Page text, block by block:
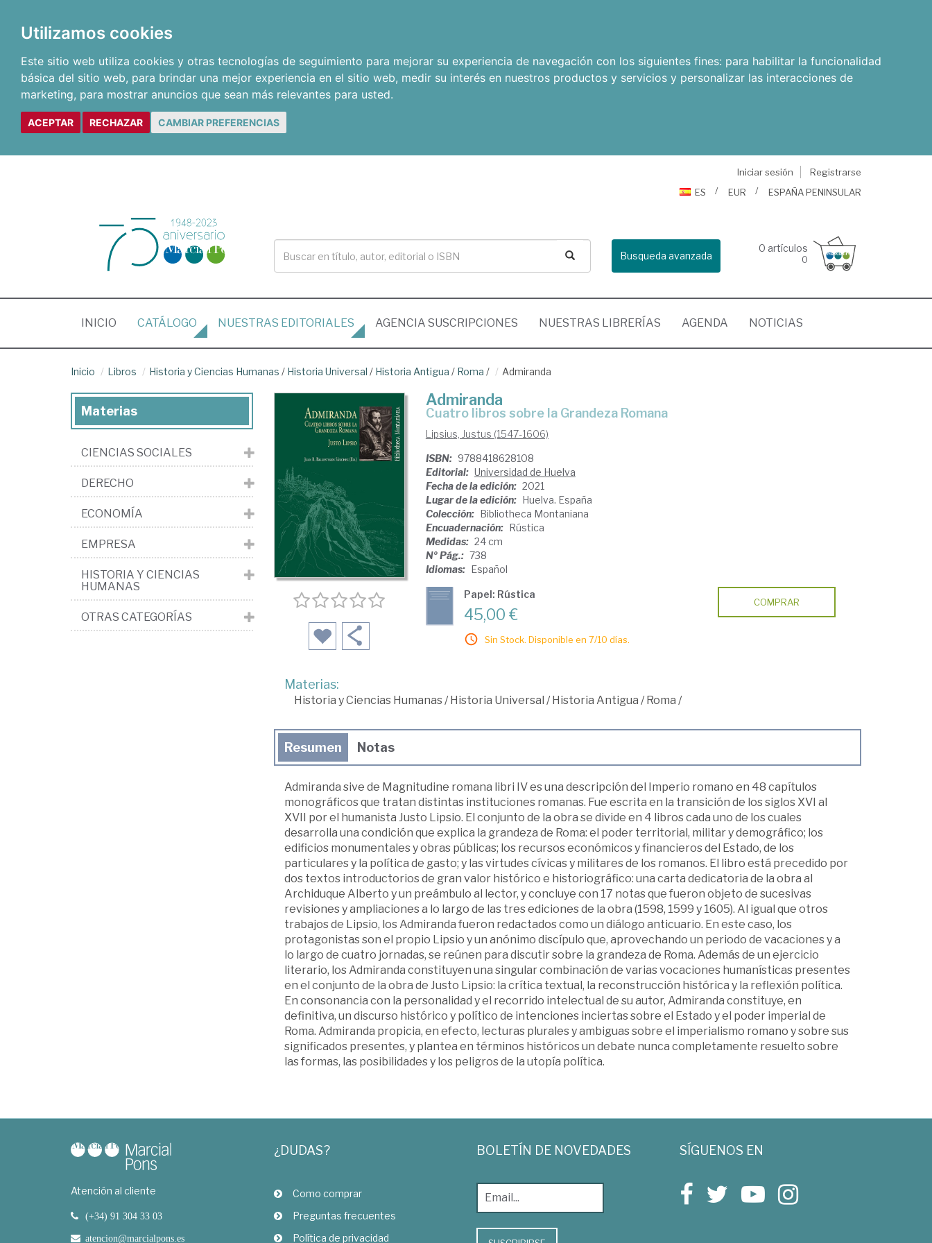
Utilizamos cookies
Este sitio web utiliza cookies y otras tecnologías de seguimiento para mejorar su experiencia de navegación con los siguientes fines: para habilitar la funcionalidad
básica del sitio web, para brindar una mejor experiencia en el sitio web, medir su interés en nuestros productos y servicios y personalizar las interacciones de
marketing, para mostrar anuncios que sean más relevantes para usted.
ACEPTAR RECHAZAR CAMBIAR PREFERENCIAS
Iniciar sesión
Registrarse
ES
EUR ESPAÑA PENINSULAR
Busqueda avanzada
0 artículos
0
INICIO (CURRENT)
CATÁLOGO NUESTRAS EDITORIALES AGENCIA SUSCRIPCIONES NUESTRAS LIBRERÍAS AGENDA NOTICIAS
Inicio Libros Historia y Ciencias Humanas / Historia Universal / Historia Antigua / Roma / Admiranda
Admiranda
cuatro libros sobre la Grandeza Romana
Lipsius, Justus (1547-1606)
ISBN: 9788418628108
Editorial: Universidad de Huelva
Fecha de la edición: 2021
Lugar de la edición: Huelva. España
Colección: Bibliotheca Montaniana
Encuadernación: Rústica
Medidas: 24 cm
Nº Pág.: 738
Idiomas: Español
Papel: Rústica
45,00 €
Sin Stock. Disponible en 7/10 días.
COMPRAR
Materias:
Historia y Ciencias Humanas/Historia Universal /Historia Antigua /Roma /
Resumen Notas
Admiranda sive de Magnitudine romana libri IV es una descripción del Imperio romano en 48 capítulos
monográficos que tratan distintas instituciones romanas. Fue escrita en la transición de los siglos XVI al
XVII por el humanista Justo Lipsio. El conjunto de la obra se divide en 4 libros cada uno de los cuales
desarrolla una condición que explica la grandeza de Roma: el poder territorial, militar y demográfico; los
edificios monumentales y obras públicas; los recursos económicos y financieros del Estado, de los
particulares y la política de gasto; y las virtudes cívicas y militares de los romanos. El libro está precedido por
dos textos introductorios de gran valor histórico e historiográfico: una carta dedicatoria de la obra al
Archiduque Alberto y un preámbulo al lector, y concluye con 17 notas que fueron objeto de sucesivas
revisiones y ampliaciones a lo largo de las tres ediciones de la obra (1598, 1599 y 1605). Al igual que otros
trabajos de Lipsio, los Admiranda fueron redactados como un diálogo anticuario. En este caso, los
protagonistas son el propio Lipsio y un anónimo discípulo que, aprovechando un periodo de vacaciones y a
lo largo de cuatro jornadas, se reúnen para discutir sobre la grandeza de Roma. Además de un ejercicio
literario, los Admiranda constituyen una singular combinación de varias vocaciones humanísticas presentes
en el conjunto de la obra de Justo Lipsio: la crítica textual, la reconstrucción histórica y la reflexión política.
En consonancia con la personalidad y el recorrido intelectual de su autor, Admiranda constituye, en
definitiva, un discurso histórico y político de intenciones inciertas sobre el Estado y el poder imperial de
Roma. Admiranda propicia, en efecto, lecturas plurales y ambiguas sobre el imperialismo romano y sobre sus
significados presentes, y plantea en términos históricos un debate nunca completamente resuelto sobre
las formas, las posibilidades y los peligros de la utopía política.
Materias
CIENCIAS SOCIALES
DERECHO
ECONOMÍA
EMPRESA
HISTORIA Y CIENCIAS
HUMANAS
OTRAS CATEGORÍAS
Atención al cliente
(+34) 91 304 33 03
atencion@marcialpons.es
¿DUDAS?
Como comprar
Preguntas frecuentes
Política de privacidad
BOLETÍN DE NOVEDADES SÍGUENOS EN